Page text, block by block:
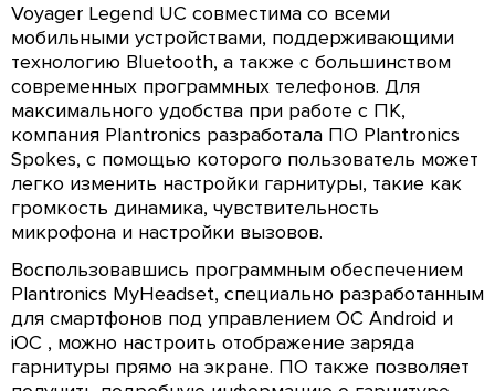
Voyager Legend UC совместима со всеми
мобильными устройствами, поддерживающими
технологию Bluetooth, а также с большинством
современных программных телефонов. Для
максимального удобства при работе с ПК,
компания Plantronics разработала ПО Plantronics
Spokes, с помощью которого пользователь может
легко изменить настройки гарнитуры, такие как
громкость динамика, чувствительность
микрофона и настройки вызовов.
Воспользовавшись программным обеспечением
Plantronics MyHeadset, специально разработанным
для смартфонов под управлением OC Android и
iOC , можно настроить отображение заряда
гарнитуры прямо на экране. ПО также позволяет